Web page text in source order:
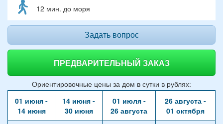
12 мин. до моря
Задать вопрос
ПРЕДВАРИТЕЛЬНЫЙ ЗАКАЗ
Ориентировочные цены за дом в сутки в рублях:
01 июня -
14 июня
14 июня -
30 июня
01 июля -
26 августа
26 августа -
01 октября